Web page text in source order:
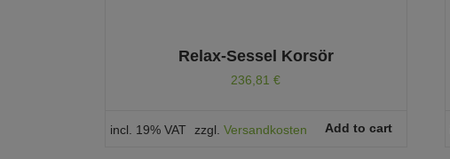
Relax-Sessel Korsör
236,81€
incl. 19% VAT zzgl.Versandkosten Add to cart